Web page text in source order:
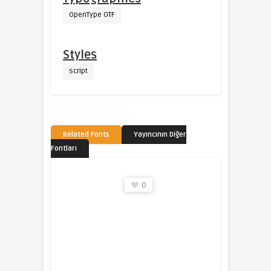
OpenType OTF
Styles
script
Related Fonts
Yayıncının Diğer
Fontları